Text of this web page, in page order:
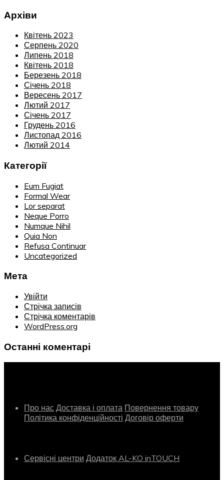
Архіви
Квітень 2023
Серпень 2020
Липень 2018
Квітень 2018
Березень 2018
Січень 2018
Вересень 2017
Лютий 2017
Січень 2017
Грудень 2016
Листопад 2016
Лютий 2014
Категорії
Eum Fugiat
Formal Wear
Lor separat
Neque Porro
Numque Nihil
Quia Non
Refusa Continuar
Uncategorized
Мета
Увійти
Стрічка записів
Стрічка коментарів
WordPress.org
Останні коментарі
Про нас Доставка і оплата Повернення товару
Політика конфіденційності Договір оферти
Сервісні центри Додаток AL-KO inTOUCH